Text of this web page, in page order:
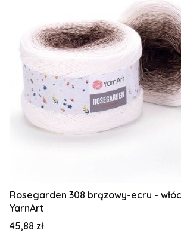
Rosegarden 308 brązowy-ecru -
YarnArt
Cena
45,88 zł